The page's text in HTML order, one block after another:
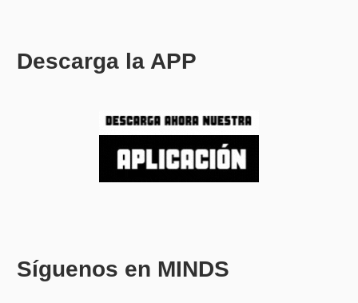
Descarga la APP
Síguenos en MINDS